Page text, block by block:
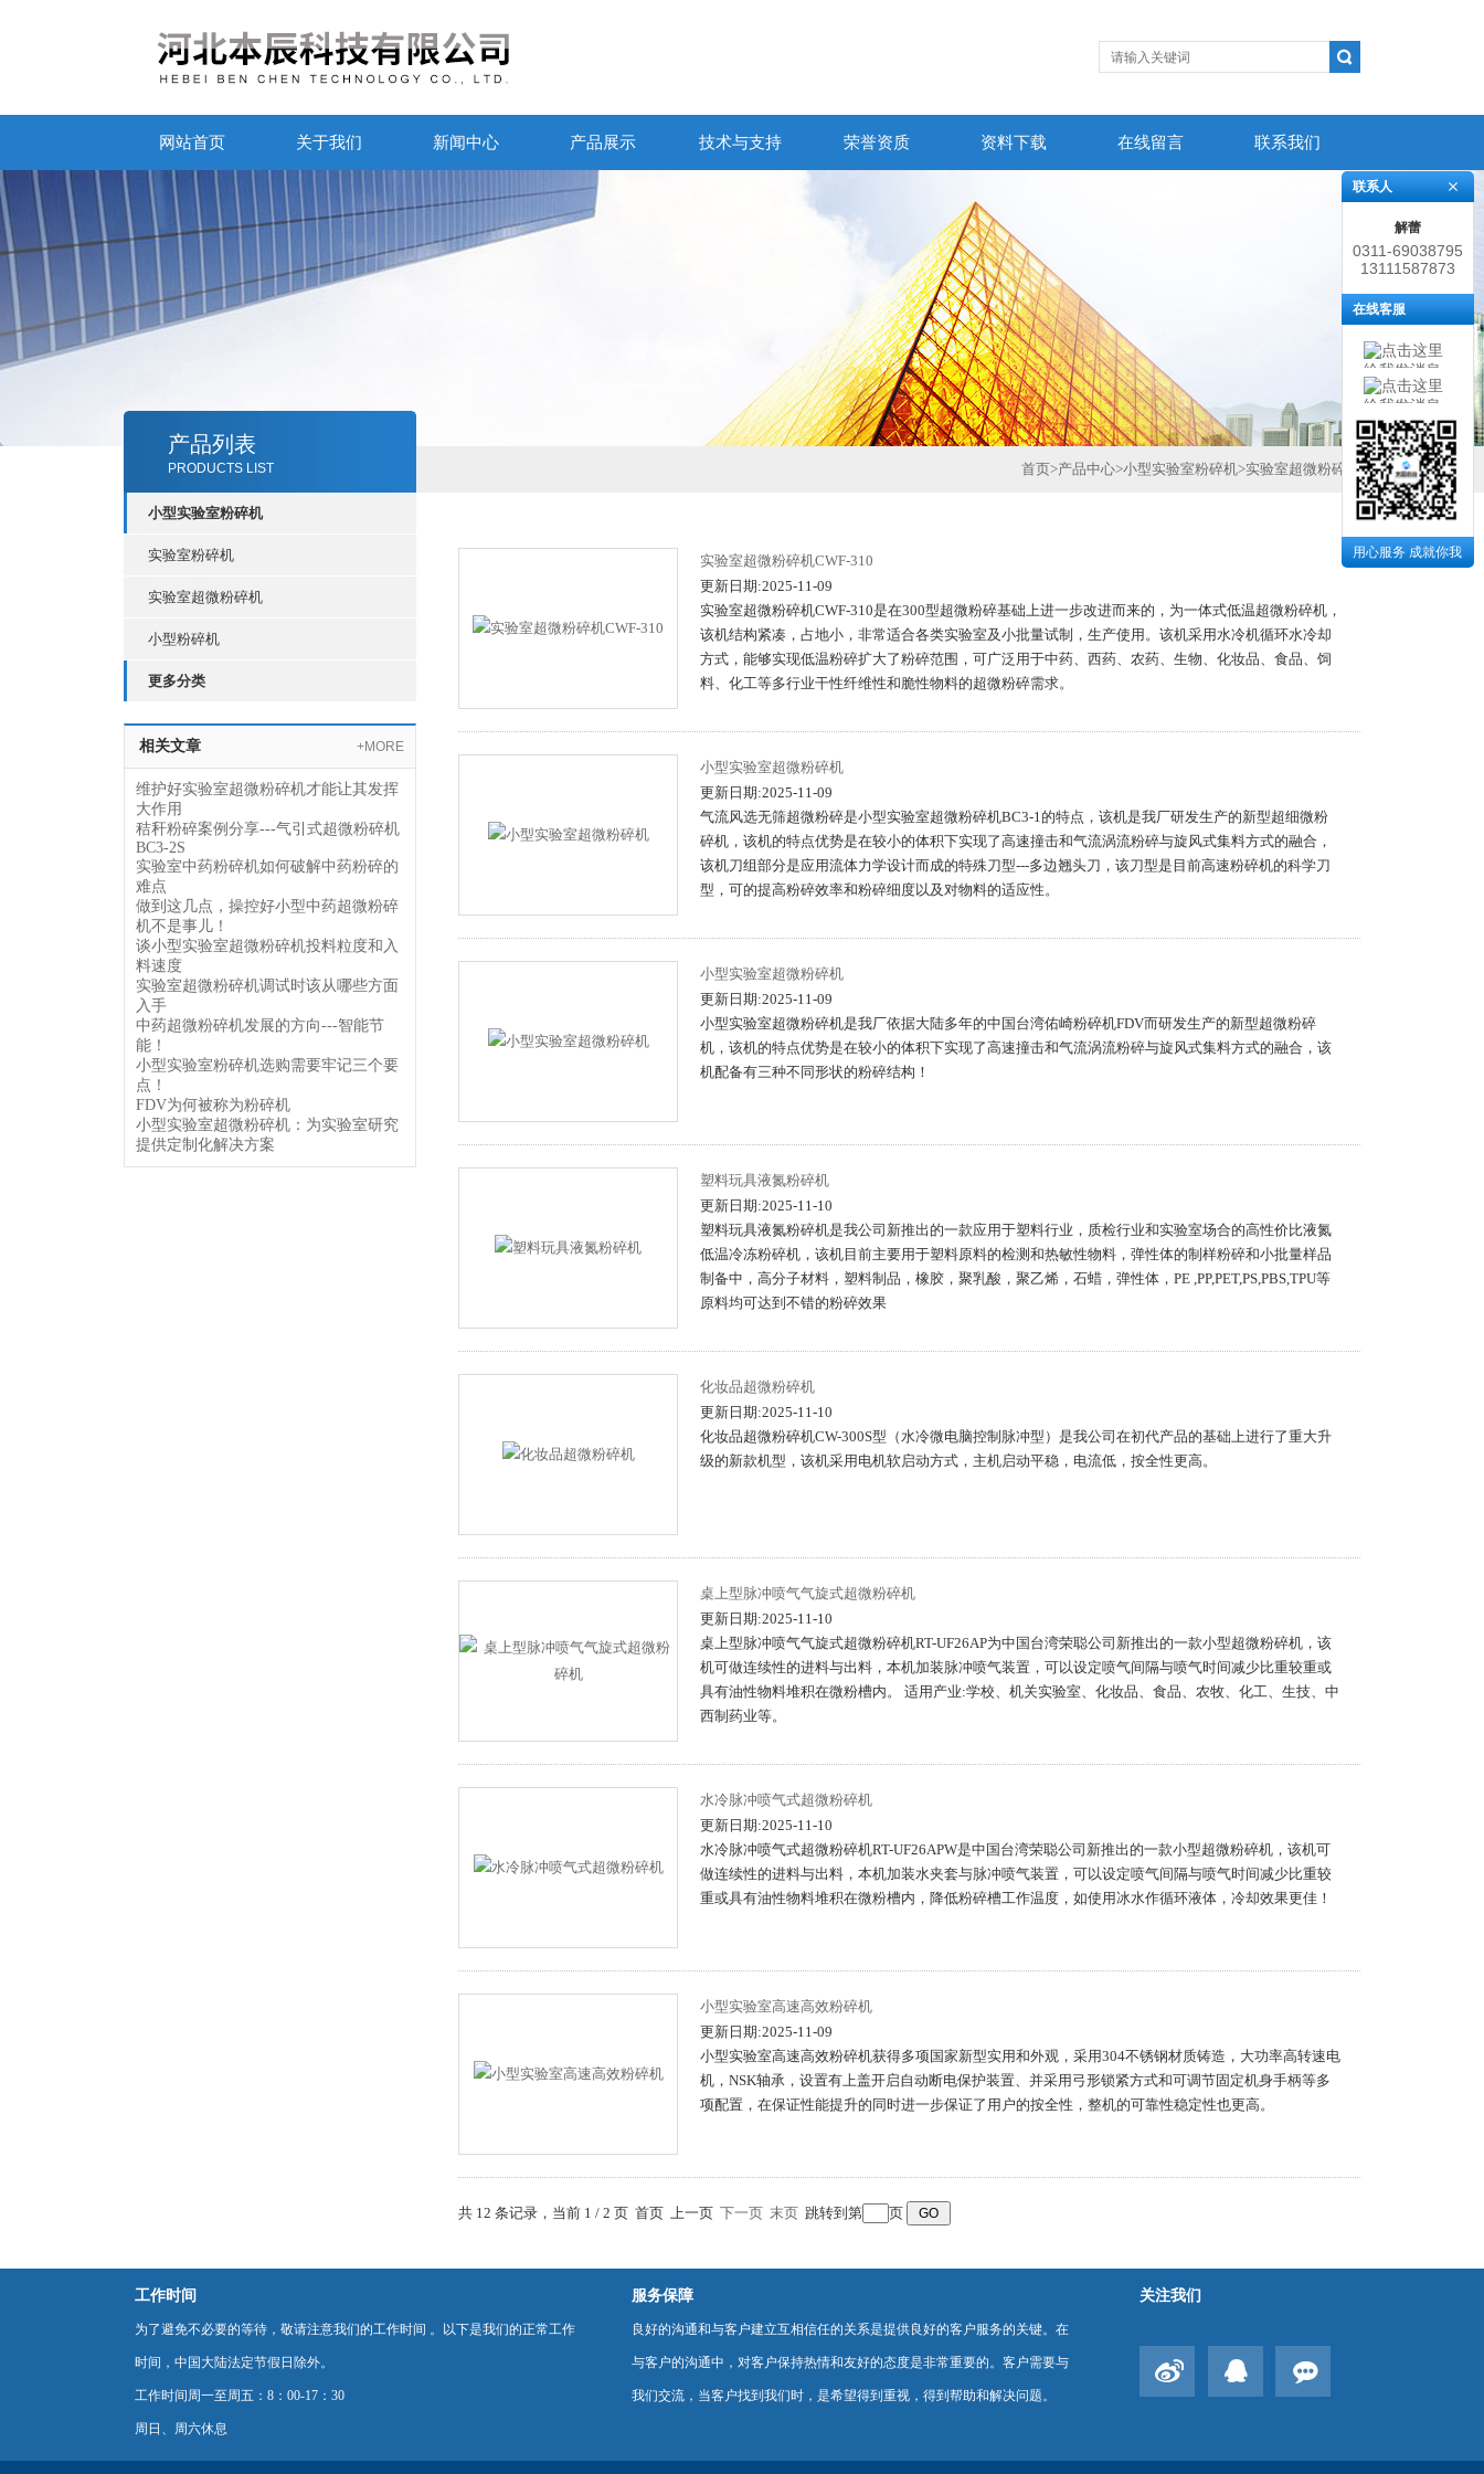
网站首页 关于我们 新闻中心 产品展示 技术与支持 荣誉资质 资料下载 在线留言 联系我们
产品列表
PRODUCTS LIST
小型实验室粉碎机
实验室粉碎机
实验室超微粉碎机
小型粉碎机
更多分类
相关文章 +MORE
维护好实验室超微粉碎机才能让其发挥
大作用
秸秆粉碎案例分享---气引式超微粉碎机
BC3-2S
实验室中药粉碎机如何破解中药粉碎的
难点
做到这几点，操控好小型中药超微粉碎
机不是事儿！
谈小型实验室超微粉碎机投料粒度和入
料速度
实验室超微粉碎机调试时该从哪些方面
入手
中药超微粉碎机发展的方向---智能节
能！
小型实验室粉碎机选购需要牢记三个要
点！
FDV为何被称为粉碎机
小型实验室超微粉碎机：为实验室研究
提供定制化解决方案
首页>产品中心>小型实验室粉碎机>实验室超微粉碎机
实验室超微粉碎机CWF-310
更新日期:2025-11-09
实验室超微粉碎机CWF-310是在300型超微粉碎基础上进一步改进而来的，为一体式低温超微粉碎机，
该机结构紧凑，占地小，非常适合各类实验室及小批量试制，生产使用。该机采用水冷机循环水冷却
方式，能够实现低温粉碎扩大了粉碎范围，可广泛用于中药、西药、农药、生物、化妆品、食品、饲
料、化工等多行业干性纤维性和脆性物料的超微粉碎需求。
小型实验室超微粉碎机
更新日期:2025-11-09
气流风选无筛超微粉碎是小型实验室超微粉碎机BC3-1的特点，该机是我厂研发生产的新型超细微粉
碎机，该机的特点优势是在较小的体积下实现了高速撞击和气流涡流粉碎与旋风式集料方式的融合，
该机刀组部分是应用流体力学设计而成的特殊刀型---多边翘头刀，该刀型是目前高速粉碎机的科学刀
型，可的提高粉碎效率和粉碎细度以及对物料的适应性。
小型实验室超微粉碎机
更新日期:2025-11-09
小型实验室超微粉碎机是我厂依据大陆多年的中国台湾佑崎粉碎机FDV而研发生产的新型超微粉碎
机，该机的特点优势是在较小的体积下实现了高速撞击和气流涡流粉碎与旋风式集料方式的融合，该
机配备有三种不同形状的粉碎结构！
塑料玩具液氮粉碎机
更新日期:2025-11-10
塑料玩具液氮粉碎机是我公司新推出的一款应用于塑料行业，质检行业和实验室场合的高性价比液氮
低温冷冻粉碎机，该机目前主要用于塑料原料的检测和热敏性物料，弹性体的制样粉碎和小批量样品
制备中，高分子材料，塑料制品，橡胶，聚乳酸，聚乙烯，石蜡，弹性体，PE ,PP,PET,PS,PBS,TPU等
原料均可达到不错的粉碎效果
化妆品超微粉碎机
更新日期:2025-11-10
化妆品超微粉碎机CW-300S型（水冷微电脑控制脉冲型）是我公司在初代产品的基础上进行了重大升
级的新款机型，该机采用电机软启动方式，主机启动平稳，电流低，按全性更高。
桌上型脉冲喷气气旋式超微粉碎机
更新日期:2025-11-10
桌上型脉冲喷气气旋式超微粉碎机RT-UF26AP为中国台湾荣聪公司新推出的一款小型超微粉碎机，该
机可做连续性的进料与出料，本机加装脉冲喷气装置，可以设定喷气间隔与喷气时间减少比重较重或
具有油性物料堆积在微粉槽内。 适用产业:学校、机关实验室、化妆品、食品、农牧、化工、生技、中
西制药业等。
水冷脉冲喷气式超微粉碎机
更新日期:2025-11-10
水冷脉冲喷气式超微粉碎机RT-UF26APW是中国台湾荣聪公司新推出的一款小型超微粉碎机，该机可
做连续性的进料与出料，本机加装水夹套与脉冲喷气装置，可以设定喷气间隔与喷气时间减少比重较
重或具有油性物料堆积在微粉槽内，降低粉碎槽工作温度，如使用冰水作循环液体，冷却效果更佳！
小型实验室高速高效粉碎机
更新日期:2025-11-09
小型实验室高速高效粉碎机获得多项国家新型实用和外观，采用304不锈钢材质铸造，大功率高转速电
机，NSK轴承，设置有上盖开启自动断电保护装置、并采用弓形锁紧方式和可调节固定机身手柄等多
项配置，在保证性能提升的同时进一步保证了用户的按全性，整机的可靠性稳定性也更高。
共 12 条记录，当前 1 / 2 页 首页 上一页 下一页 末页 跳转到第 页
工作时间
为了避免不必要的等待，敬请注意我们的工作时间 。以下是我们的正常工作
时间，中国大陆法定节假日除外。
工作时间周一至周五：8：00-17：30
周日、周六休息
服务保障
良好的沟通和与客户建立互相信任的关系是提供良好的客户服务的关键。在
与客户的沟通中，对客户保持热情和友好的态度是非常重要的。客户需要与
我们交流，当客户找到我们时，是希望得到重视，得到帮助和解决问题。
关注我们
联系人
解蕾
0311-69038795
13111587873
在线客服
用心服务 成就你我